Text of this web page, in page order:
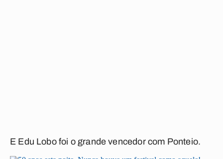
E Edu Lobo foi o grande vencedor com Ponteio.